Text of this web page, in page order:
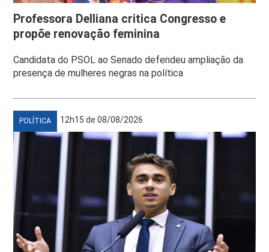
Professora Delliana critica Congresso e
propõe renovação feminina
Candidata do PSOL ao Senado defendeu ampliação da
presença de mulheres negras na política
POLÍTICA 12h15 de 08/08/2026